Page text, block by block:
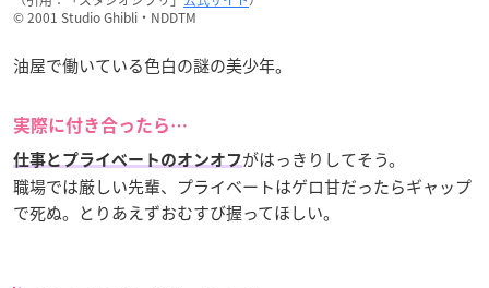
© 2001 Studio Ghibli・NDDTM
油屋で働いている色白の謎の美少年。
実際に付き合ったら…
仕事とプライベートのオンオフがはっきりしてそう。
職場では厳しい先輩、プライベートはゲロ甘だったらギャップ
で死ぬ。とりあえずおむすび握ってほしい。